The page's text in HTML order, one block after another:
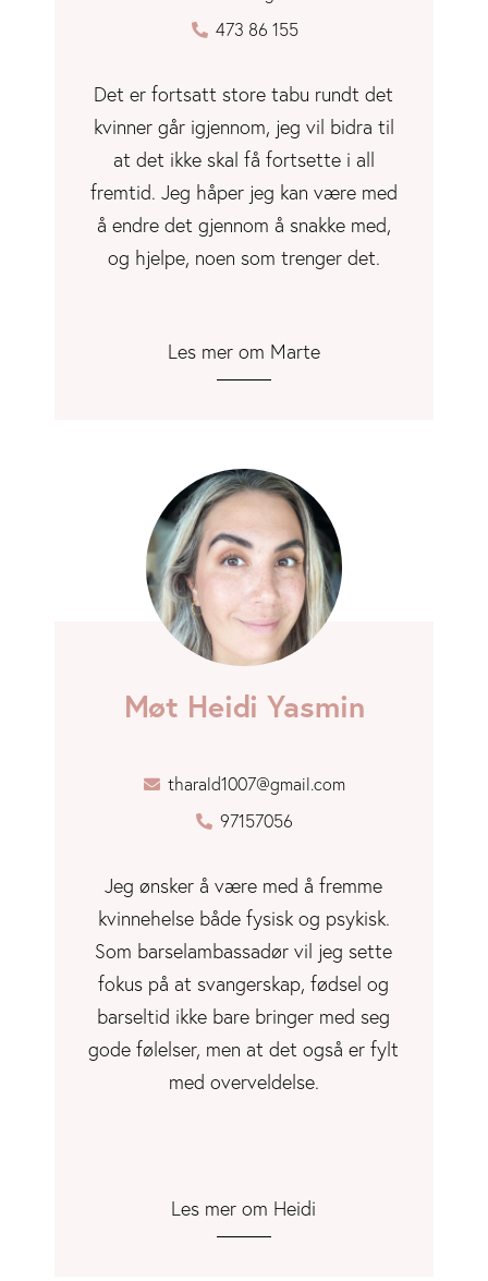
473 86 155
Det er fortsatt store tabu rundt det
kvinner går igjennom, jeg vil bidra til
at det ikke skal få fortsette i all
fremtid. Jeg håper jeg kan være med
å endre det gjennom å snakke med,
og hjelpe, noen som trenger det.
Les mer om Marte
Møt Heidi Yasmin
tharald1007@gmail.com
97157056
Jeg ønsker å være med å fremme
kvinnehelse både fysisk og psykisk.
Som barselambassadør vil jeg sette
fokus på at svangerskap, fødsel og
barseltid ikke bare bringer med seg
gode følelser, men at det også er fylt
med overveldelse.
Les mer om Heidi